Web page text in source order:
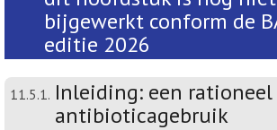
bijgewerkt conform de
editie 2026
11.5.1. Inleiding: een rationeel
antibioticagebruik